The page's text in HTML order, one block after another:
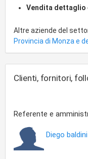
Visita il nostro
Vendita dettaglio
Altre aziende del
Provincia di Monza e
Clienti, fornitori,
Referente e
Diego baldini